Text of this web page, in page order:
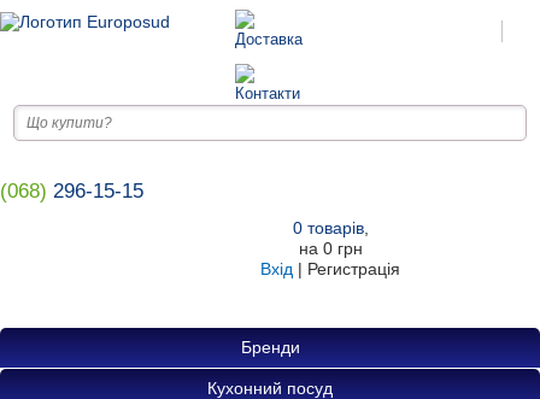
(068) 296-15-15
0товарів,
на 0 грн
Вхід | Регистрація
Бренди
Кухонний посуд